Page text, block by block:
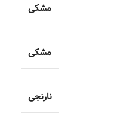
مشکی
مشکی
نارنجی